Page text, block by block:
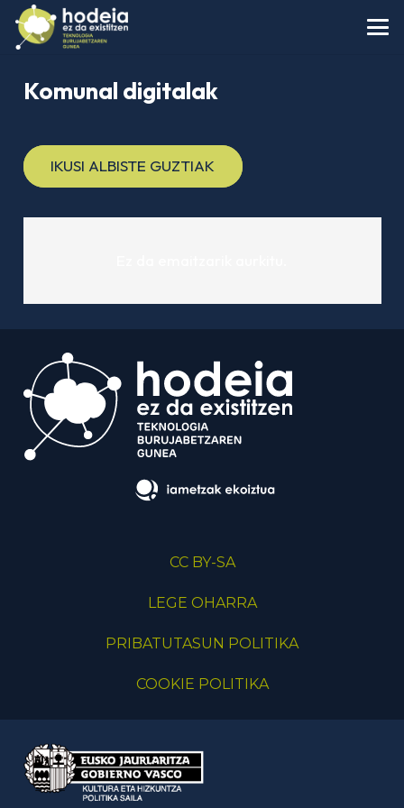
Komunal digitalak
IKUSI ALBISTE GUZTIAK
CC BY-SA
LEGE OHARRA
PRIBATUTASUN POLITIKA
COOKIE POLITIKA